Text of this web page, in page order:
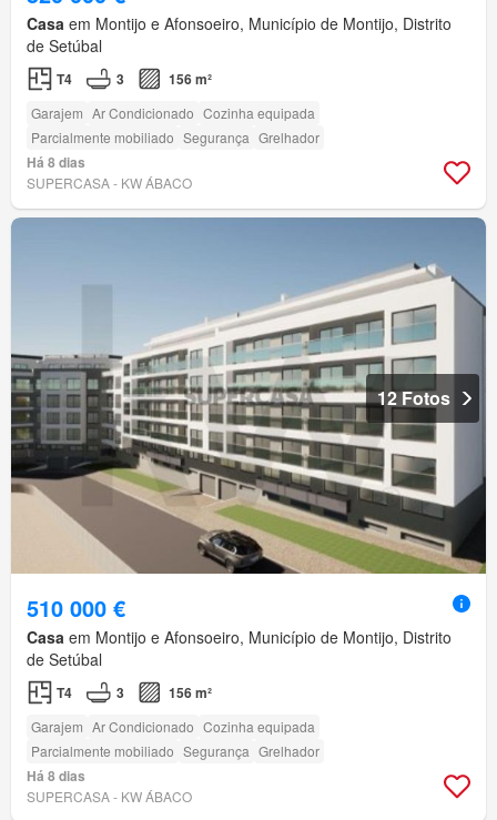
Casa em Montijo e Afonsoeiro, Município de Montijo, Distrito
de Setúbal
T4 3 156 m²
Garajem Ar Condicionado Cozinha equipada
Parcialmente mobiliado Segurança Grelhador
Há 8 dias
SUPERCASA - KW ÁBACO
12 Fotos
510 000 €
Casa em Montijo e Afonsoeiro, Município de Montijo, Distrito
de Setúbal
T4 3 156 m²
Garajem Ar Condicionado Cozinha equipada
Parcialmente mobiliado Segurança Grelhador
Há 8 dias
SUPERCASA - KW ÁBACO